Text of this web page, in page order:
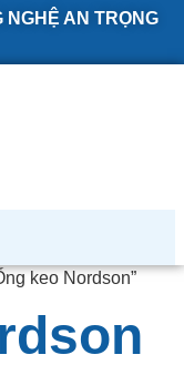
NGHỆ AN TRỌNG
keo Nordson”